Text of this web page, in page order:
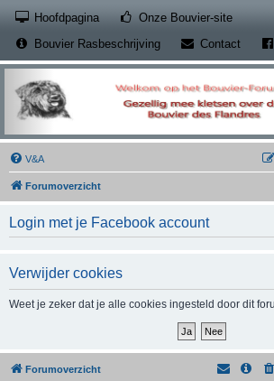
Hoofdpagina Onze Bouvier-site(Opens
Bouvier Rasbeschrijving
Contact
V&A
Forumoverzicht
Login met je Facebook account
Verwijder cookies
Weet je zeker dat je alle cookies ingesteld door dit
Forumoverzicht